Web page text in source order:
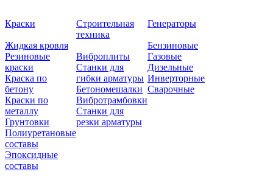
Краски
Жидкая кровля
Резиновые
краски
Краска по
бетону
Краски по
металлу
Грунтовки
Полиуретановые
составы
Эпоксидные
составы
Строительная
техника
Виброплиты
Станки для
гибки арматуры
Бетономешалки
Вибротрамбовки
Станки для
резки арматуры
Генераторы
Бензиновые
Газовые
Дизельные
Инверторные
Сварочные